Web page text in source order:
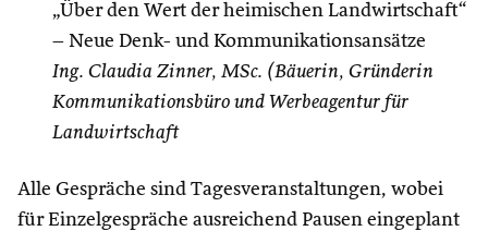
„Über den Wert der heimischen Landwirtschaft“
– Neue Denk- und Kommunikationsansätze
Ing. Claudia Zinner, MSc. (Bäuerin, Gründerin
Kommunikationsbüro und Werbeagentur für
Landwirtschaft
Alle Gespräche sind Tagesveranstaltungen, wobei
für Einzelgespräche ausreichend Pausen eingeplant